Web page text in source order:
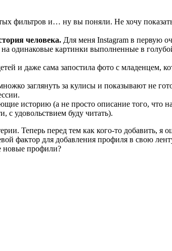
фильтров и… ну вы поняли. Не хочу
человека. Для меня Instagram в первую
одинаковые картинки выполненные в
и даже сама запостила фото с младенцем,
заглянуть за кулисы и показывают не
историю (а не просто описание того, что
с удовольствием буду читать).
Теперь перед тем как кого-то добавить,
фактор для добавления профиля в свою
новые профили?